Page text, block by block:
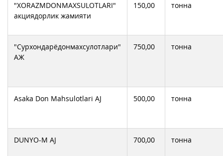
"XORAZMDONMAXSULOTLARI"
акциядорлик жамияти
150,00 тонна
"Сурхондарёдонмахсулотлари"
АЖ
750,00 тонна
Asaka Don Mahsulotlari AJ 500,00 тонна
DUNYO-M AJ 700,00 тонна